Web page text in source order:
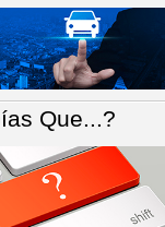
Que...?